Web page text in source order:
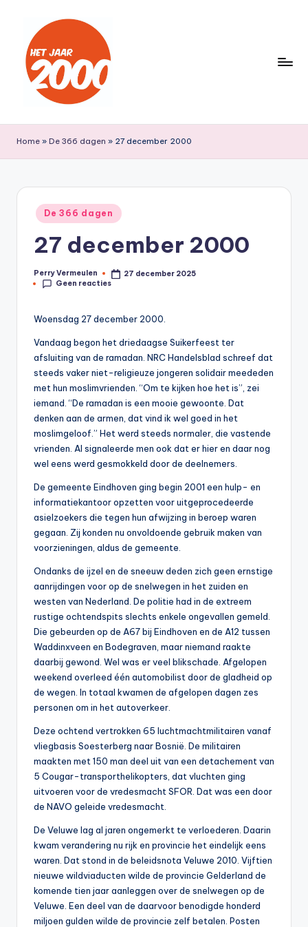
inhoud
e
t
J
0
0
lang
jaar
2000
Home » De 366 dagen » 27 december 2000
Geplaatst
in
De 366 dagen
27 december 2000
Geplaatst
door
Perry Vermeulen
27 december 2025
Geen reacties
Woensdag 27 december 2000.
Vandaag begon het driedaagse Suikerfeest ter
afsluiting van de ramadan. NRC Handelsblad schreef dat
steeds vaker niet-religieuze jongeren solidair meededen
met hun moslimvrienden. “Om te kijken hoe het is”, zei
iemand. “De ramadan is een mooie gewoonte. Dat
denken aan de armen, dat vind ik wel goed in het
moslimgeloof.” Het werd steeds normaler, die vastende
vrienden. Al signaleerde men ook dat er hier en daar nog
wel eens werd gesmokkeld door de deelnemers.
De gemeente Eindhoven ging begin 2001 een hulp- en
informatiekantoor opzetten voor uitgeprocedeerde
asielzoekers die tegen hun afwijzing in beroep waren
gegaan. Zij konden nu onvoldoende gebruik maken van
voorzieningen, aldus de gemeente.
Ondanks de ijzel en de sneeuw deden zich geen ernstige
aanrijdingen voor op de snelwegen in het zuiden en
westen van Nederland. De politie had in de extreem
rustige ochtendspits slechts enkele ongevallen gemeld.
Die gebeurden op de A67 bij Eindhoven en de A12 tussen
Waddinxveen en Bodegraven, maar niemand raakte
daarbij gewond. Wel was er veel blikschade. Afgelopen
weekend overleed één automobilist door de gladheid op
de wegen. In totaal kwamen de afgelopen dagen zes
personen om in het autoverkeer.
Deze ochtend vertrokken 65 luchtmachtmilitairen vanaf
vliegbasis Soesterberg naar Bosnië. De militairen
maakten met 150 man deel uit van een detachement van
5 Cougar-transporthelikopters, dat vluchten ging
uitvoeren voor de vredesmacht SFOR. Dat was een door
de NAVO geleide vredesmacht.
De Veluwe lag al jaren ongemerkt te verloederen. Daarin
kwam verandering nu rijk en provincie het eindelijk eens
waren. Dat stond in de beleidsnota Veluwe 2010. Vijftien
nieuwe wildviaducten wilde de provincie Gelderland de
komende tien jaar aanleggen over de snelwegen op de
Veluwe. Een deel van de daarvoor benodigde honderd
miljoen gulden wilde de provincie zelf betalen. Posten